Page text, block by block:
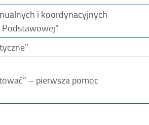
i koordynacyjnych
– pierwsza pomoc